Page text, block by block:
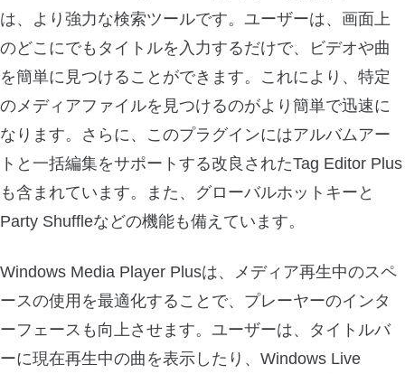
は、より強力な検索ツールです。ユーザーは、画面上
のどこにでもタイトルを入力するだけで、ビデオや曲
を簡単に見つけることができます。これにより、特定
のメディアファイルを見つけるのがより簡単で迅速に
なります。さらに、このプラグインにはアルバムアー
トと一括編集をサポートする改良されたTag Editor Plus
も含まれています。また、グローバルホットキーと
Party Shuffleなどの機能も備えています。
Windows Media Player Plusは、メディア再生中のスペ
ースの使用を最適化することで、プレーヤーのインタ
ーフェースも向上させます。ユーザーは、タイトルバ
ーに現在再生中の曲を表示したり、Windows Live